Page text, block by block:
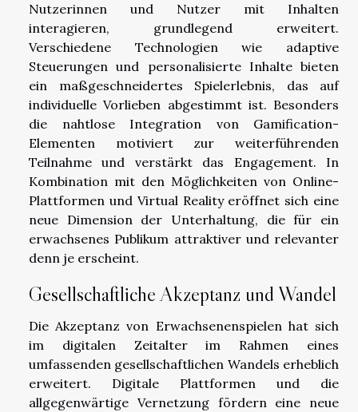
Nutzerinnen und Nutzer mit Inhalten
interagieren, grundlegend erweitert.
Verschiedene Technologien wie adaptive
Steuerungen und personalisierte Inhalte bieten
ein maßgeschneidertes Spielerlebnis, das auf
individuelle Vorlieben abgestimmt ist. Besonders
die nahtlose Integration von Gamification-
Elementen motiviert zur weiterführenden
Teilnahme und verstärkt das Engagement. In
Kombination mit den Möglichkeiten von Online-
Plattformen und Virtual Reality eröffnet sich eine
neue Dimension der Unterhaltung, die für ein
erwachsenes Publikum attraktiver und relevanter
denn je erscheint.
Gesellschaftliche Akzeptanz und Wandel
Die Akzeptanz von Erwachsenenspielen hat sich
im digitalen Zeitalter im Rahmen eines
umfassenden gesellschaftlichen Wandels erheblich
erweitert. Digitale Plattformen und die
allgegenwärtige Vernetzung fördern eine neue